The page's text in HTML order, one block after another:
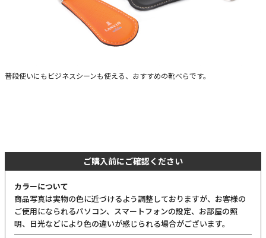
普段使いにもビジネスシーンも使える、おすすめの靴べらです。
ご購入前にご確認ください
カラーについて
商品写真は実物の色に近づけるよう調整しておりますが、お客様の
ご使用になられるパソコン、スマートフォンの設定、お部屋の照
明、日光などにより色の違いが感じられる場合がございます。